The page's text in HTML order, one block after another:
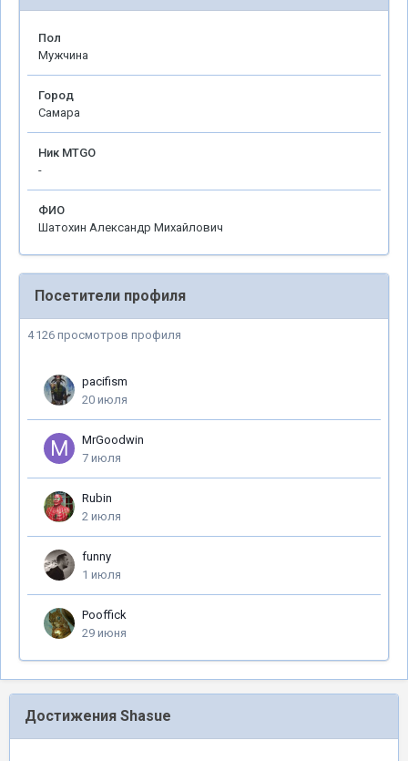
Пол
Мужчина
Город
Самара
Ник MTGO
-
ФИО
Шатохин Александр Михайлович
Посетители профиля
4 126 просмотров профиля
pacifism
20 июля
MrGoodwin
7 июля
Rubin
2 июля
funny
1 июля
Pooffick
29 июня
Достижения Shasue